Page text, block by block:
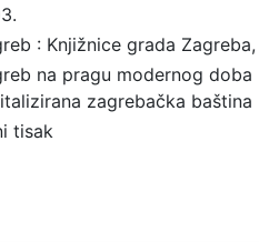
: Knjižnice grada
na pragu modernog doba
zagrebačka baština
tisak